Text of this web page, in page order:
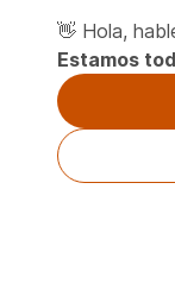
👋 Hola,
Estamos